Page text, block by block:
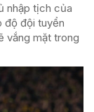
nhập tịch của
độ đội tuyển
vắng mặt trong